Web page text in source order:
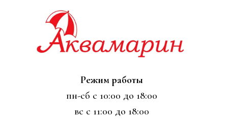
Режим работы
пн-сб с 10:00 до 18:00
вс с 11:00 до 18:00